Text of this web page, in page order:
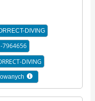
DIVING
7964656
DIVING